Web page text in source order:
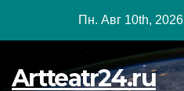
Пн. Авг 10th, 2026
Artteatr24.ru